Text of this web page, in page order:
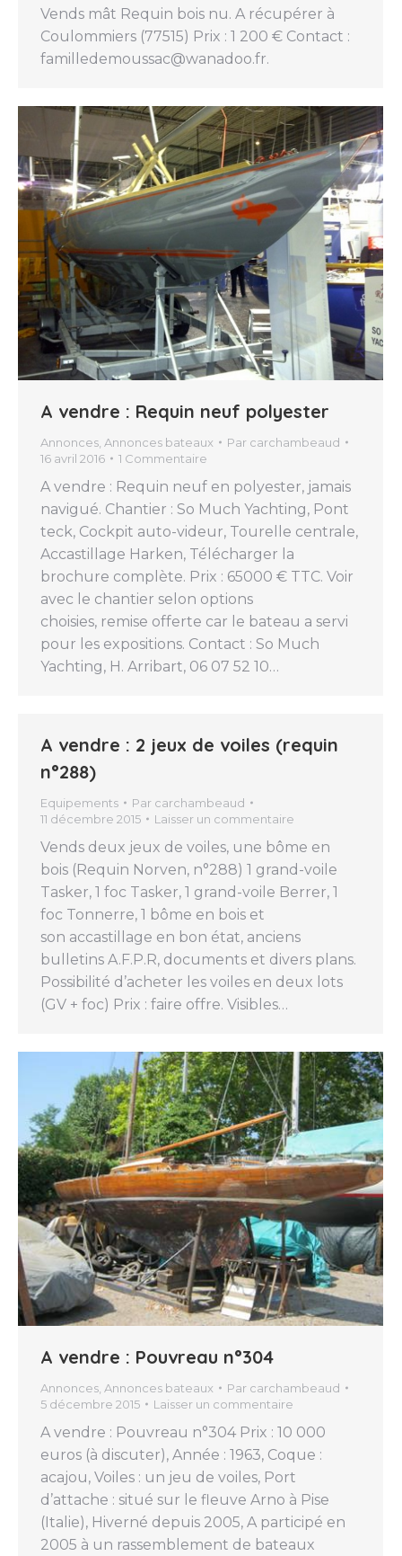
Vends mât Requin bois nu. A récupérer à
Coulommiers (77515) Prix : 1 200 € Contact :
familledemoussac@wanadoo.fr.
A vendre : Requin neuf polyester
Annonces, Annonces bateaux Par carchambeaud
16 avril 2016
1 Commentaire
A vendre : Requin neuf en polyester, jamais
navigué. Chantier : So Much Yachting, Pont
teck, Cockpit auto-videur, Tourelle centrale,
Accastillage Harken, Télécharger la
brochure complète. Prix : 65000 € TTC. Voir
avec le chantier selon options
choisies, remise offerte car le bateau a servi
pour les expositions. Contact : So Much
Yachting, H. Arribart, 06 07 52 10…
A vendre : 2 jeux de voiles (requin
n°288)
Equipements Par carchambeaud
11 décembre 2015
Laisser un commentaire
Vends deux jeux de voiles, une bôme en
bois (Requin Norven, n°288) 1 grand-voile
Tasker, 1 foc Tasker, 1 grand-voile Berrer, 1
foc Tonnerre, 1 bôme en bois et
son accastillage en bon état, anciens
bulletins A.F.P.R, documents et divers plans.
Possibilité d’acheter les voiles en deux lots
(GV + foc) Prix : faire offre. Visibles…
A vendre : Pouvreau n°304
Annonces, Annonces bateaux Par carchambeaud
5 décembre 2015
Laisser un commentaire
A vendre : Pouvreau n°304 Prix : 10 000
euros (à discuter), Année : 1963, Coque :
acajou, Voiles : un jeu de voiles, Port
d’attache : situé sur le fleuve Arno à Pise
(Italie), Hiverné depuis 2005, A participé en
2005 à un rassemblement de bateaux